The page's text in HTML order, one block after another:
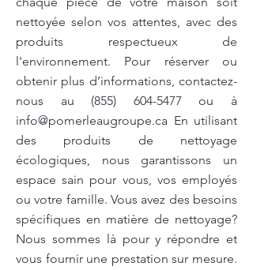
nettoyée selon vos attentes, avec des
produits respectueux de
l'environnement. Pour réserver ou
obtenir plus d’informations, contactez-
nous au (855) 604-5477 ou à
info@pomerleaugroupe.ca En utilisant
des produits de nettoyage
écologiques, nous garantissons un
espace sain pour vous, vos employés
ou votre famille. Vous avez des besoins
spécifiques en matière de nettoyage?
Nous sommes là pour y répondre et
vous fournir une prestation sur mesure.